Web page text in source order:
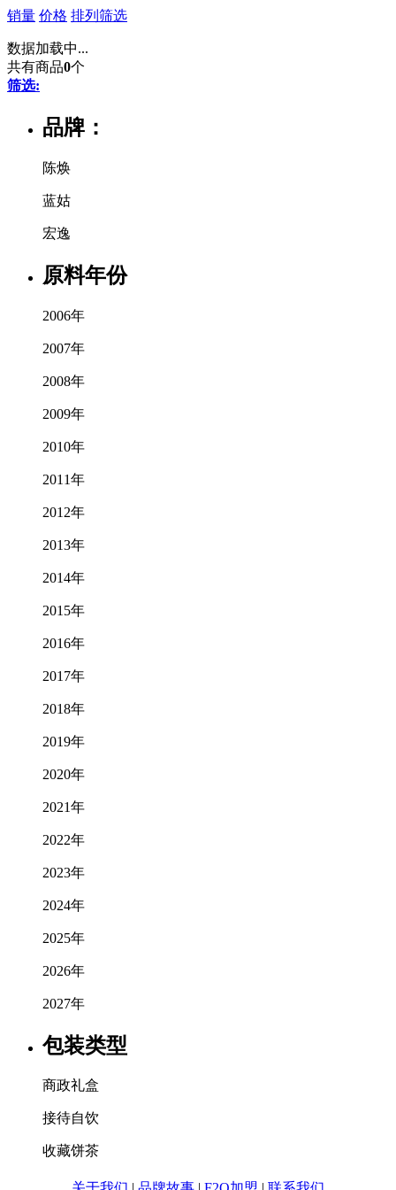
销量 价格 排列 筛选
数据加载中...
共有商品0个
筛选:
品牌：
陈焕
蓝姑
宏逸
原料年份
2006年
2007年
2008年
2009年
2010年
2011年
2012年
2013年
2014年
2015年
2016年
2017年
2018年
2019年
2020年
2021年
2022年
2023年
2024年
2025年
2026年
2027年
包装类型
商政礼盒
接待自饮
收藏饼茶